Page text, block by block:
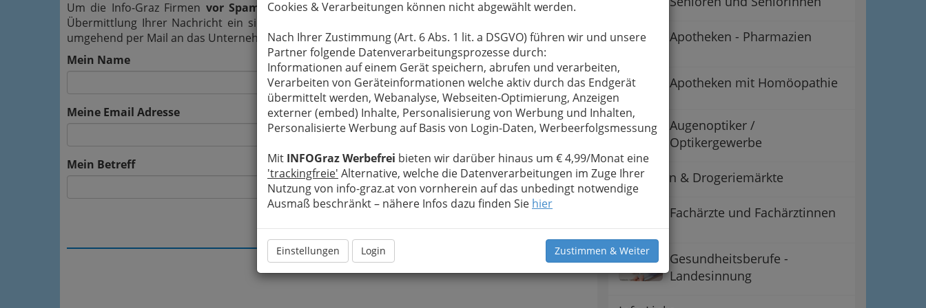
Cookies & Verarbeitungen können nicht abgewählt werden.
Nach Ihrer Zustimmung (Art. 6 Abs. 1 lit. a DSGVO) führen wir und unsere
Partner folgende Datenverarbeitungsprozesse durch:
Informationen auf einem Gerät speichern, abrufen und verarbeiten,
Verarbeiten von Geräteinformationen welche aktiv durch das Endgerät
übermittelt werden, Webanalyse, Webseiten-Optimierung, Anzeigen
externer (embed) Inhalte, Personalisierung von Werbung und Inhalten,
Personalisierte Werbung auf Basis von Login-Daten, Werbeerfolgsmessung
Mit INFOGraz Werbefrei bieten wir darüber hinaus um € 4,99/Monat eine
'trackingfreie' Alternative, welche die Datenverarbeitungen im Zuge Ihrer
Nutzung von info-graz.at von vornherein auf das unbedingt notwendige
Ausmaß beschränkt – nähere Infos dazu finden Sie hier
Einstellungen Login Zustimmen & Weiter
Um die Info-Graz Firmen vor Spam-Mails zu bewahren, verwenden wir an dieser Stelle zur
Übermittlung Ihrer Nachricht ein sicheres Formular. Ihre Nachricht wird nach dem Absenden
umgehend per Mail an das Unternehmen Dipl.Tzt. Dr. Peter SIMON weitergeleitet.
Mein Name
Meine Email Adresse
Mein Betreff
Meine Nachricht
Apotheken - Pharmazien
Apotheken mit Homöopathie
Augenoptiker /
Optikergewerbe
Drogerien & Drogeriemärkte
Fachärzte und Fachärztinnen
Gesundheitsberufe -
Landesinnung